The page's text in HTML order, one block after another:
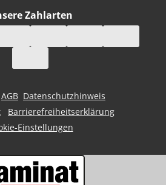
Zahlarten
AGB Datenschutzhinweis
Barrierefreiheitserklärung
Einstellungen